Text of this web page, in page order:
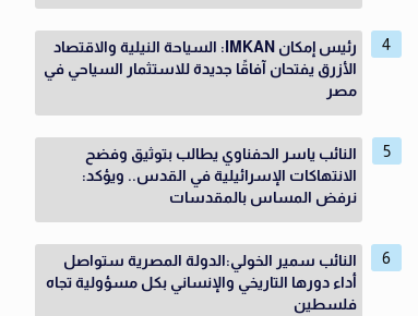
رئيس إمكان IMKAN: السياحة النيلية والاقتصاد
الأزرق يفتحان آفاقًا جديدة للاستثمار السياحي في
مصر
النائب ياسر الحفناوي يطالب بتوثيق وفضح
الانتهاكات الإسرائيلية في القدس.. ويؤكد:
نرفض المساس بالمقدسات
النائب سمير الخولي:الدولة المصرية ستواصل
أداء دورها التاريخي والإنساني بكل مسؤولية تجاه
فلسطين